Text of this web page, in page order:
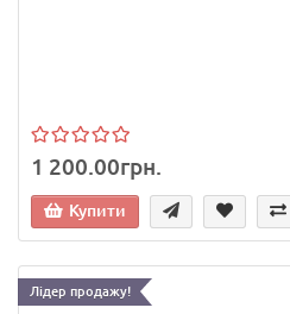
1 200.00грн.
Купити
Лідер продажу!